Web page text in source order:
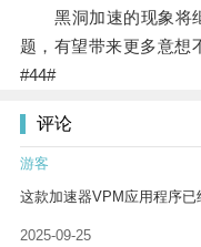
黑洞加速的现象将继
题，有望带来更多意想
#44#
评论
游客
这款加速器VPM应用程序已
2025-09-25